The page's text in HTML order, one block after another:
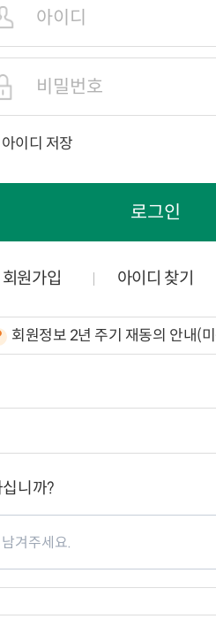
아이디 저장
회원가입 아이디 찾기
회원정보 2년 주기 재동의 안내(
니까?